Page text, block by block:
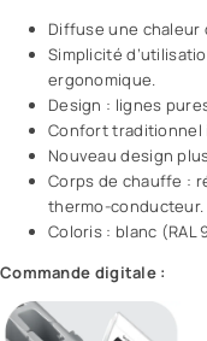
Diffuse une
Simplicité
ergonomique.
Design : lignes
Confort traditionnel
Nouveau design
Corps de chauffe :
thermo-conducteur.
Coloris : blanc (RAL
Commande digitale :